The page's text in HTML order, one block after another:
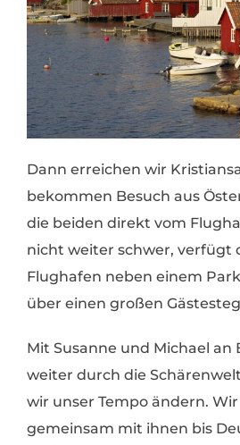
Dann erreichen wir
bekommen Besuch aus
die beiden direkt vom
nicht weiter schwer, verfügt
Flughafen neben einem
über einen großen
Mit Susanne und Michael
weiter durch die
wir unser Tempo ändern.
gemeinsam mit ihnen bis